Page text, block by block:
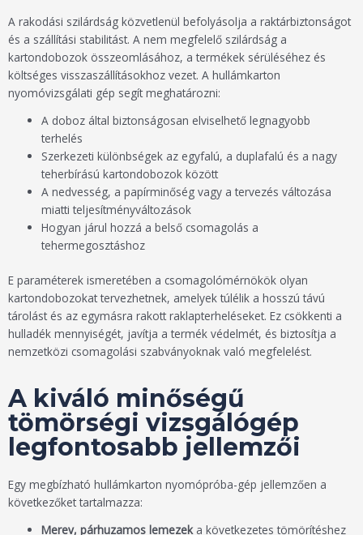
A rakodási szilárdság közvetlenül befolyásolja a raktárbiztonságot
és a szállítási stabilitást. A nem megfelelő szilárdság a
kartondobozok összeomlásához, a termékek sérüléséhez és
költséges visszaszállításokhoz vezet. A hullámkarton
nyomóvizsgálati gép segít meghatározni:
A doboz által biztonságosan elviselhető legnagyobb
terhelés
Szerkezeti különbségek az egyfalú, a duplafalú és a nagy
teherbírású kartondobozok között
A nedvesség, a papírminőség vagy a tervezés változása
miatti teljesítményváltozások
Hogyan járul hozzá a belső csomagolás a
tehermegosztáshoz
E paraméterek ismeretében a csomagolómérnökök olyan
kartondobozokat tervezhetnek, amelyek túlélik a hosszú távú
tárolást és az egymásra rakott raklapterheléseket. Ez csökkenti a
hulladék mennyiségét, javítja a termék védelmét, és biztosítja a
nemzetközi csomagolási szabványoknak való megfelelést.
A kiváló minőségű
tömörségi vizsgálógép
legfontosabb jellemzői
Egy megbízható hullámkarton nyomópróba-gép jellemzően a
következőket tartalmazza:
Merev, párhuzamos lemezeka következetes tömörítéshez